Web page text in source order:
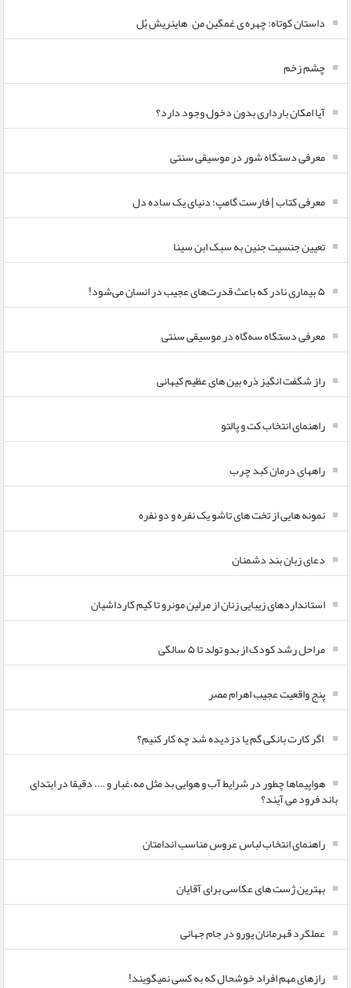
داستان کوتاه: چهره ی غمگین من – هاینریش بُل
چشم زخم
آیا امکان بارداری بدون دخول وجود دارد؟
معرفی دستگاه شور در موسیقی سنتی
معرفی کتاب | فارست گامپ؛ دنیای یک ساده دل
تعیین جنسیت جنین به سبک ابن سینا
۵ بیماری نادر که باعث قدرت‌های عجیب در انسان می‌شود!
معرفی دستگاه سه‌گاه در موسیقی سنتی
راز شگفت انگیز ذره بین های عظیم کیهانی
راهنمای انتخاب کت و پالتو
راههای درمان کبد چرب
نمونه هایی از تخت های تاشو یک نفره و دو نفره
دعای زبان بند دشمنان
استانداردهای زیبایی زنان از مرلین مونرو تا کیم کارداشیان
مراحل رشد کودک از بدو تولد تا ۵ سالگی
پنج واقعیت عجیب اهرام مصر
اگر کارت بانکی گم یا دزدیده شد چه کار کنیم؟
هواپیماها چطور در شرایط آب و هوایی بد مثل مه،غبار و …. دقیقا در ابتدای
باند فرود می آیند؟
راهنمای انتخاب لباس عروس مناسب اندامتان
بهترین ژست های عکاسی برای آقایان
عملکرد قهرمانان یورو در جام جهانی
رازهای مهم افراد خوشحال که به کسی نمیگویند!